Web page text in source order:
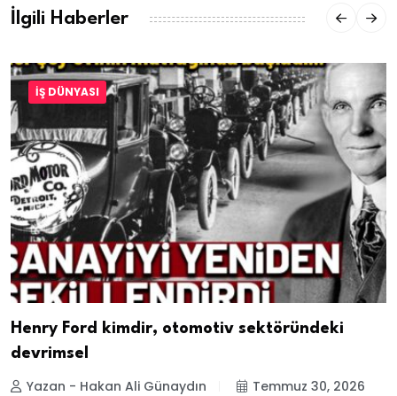
İlgili Haberler
İŞ DÜNYASI
Henry Ford kimdir, otomotiv sektöründeki
devrimsel
Yazan - Hakan Ali Günaydın Temmuz 30, 2026